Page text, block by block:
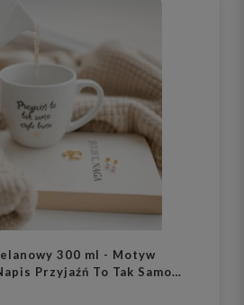
300 ml - Motyw
Przyjaźń To Tak Samo